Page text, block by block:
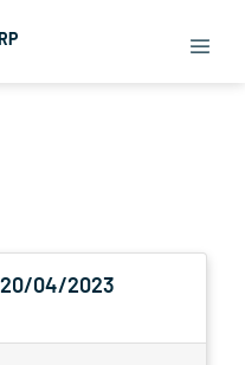
20/04/2023